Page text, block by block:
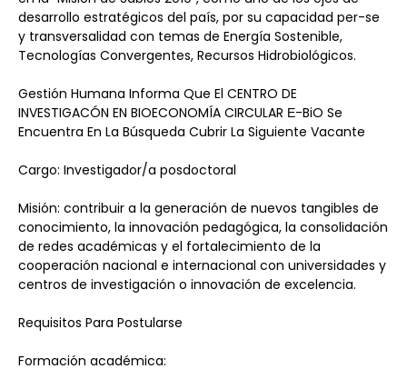
desarrollo estratégicos del país, por su capacidad per-se
y transversalidad con temas de Energía Sostenible,
Tecnologías Convergentes, Recursos Hidrobiológicos.
Gestión Humana Informa Que El CENTRO DE
INVESTIGACÓN EN BIOECONOMÍA CIRCULAR Ε-BiO Se
Encuentra En La Búsqueda Cubrir La Siguiente Vacante
Cargo: Investigador/a posdoctoral
Misión: contribuir a la generación de nuevos tangibles de
conocimiento, la innovación pedagógica, la consolidación
de redes académicas y el fortalecimiento de la
cooperación nacional e internacional con universidades y
centros de investigación o innovación de excelencia.
Requisitos Para Postularse
Formación académica: